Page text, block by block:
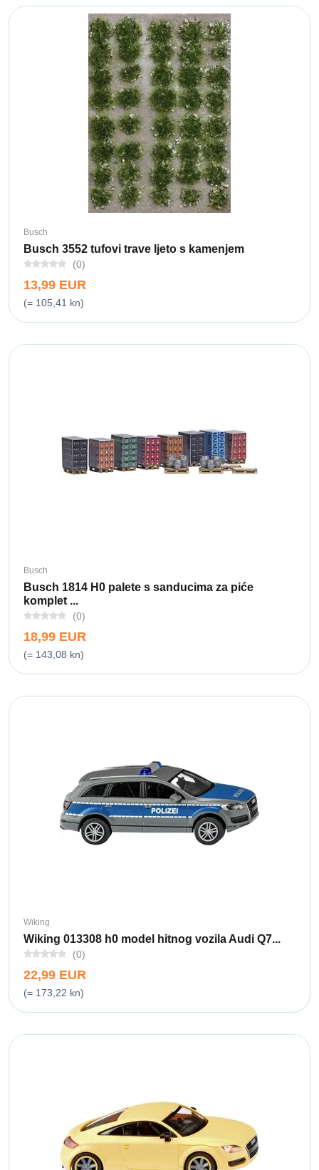
Busch
Busch 3552 tufovi trave ljeto s kamenjem
(0)
13,99 EUR
(= 105,41 kn)
Busch
Busch 1814 H0 palete s sanducima za piće
komplet ...
(0)
18,99 EUR
(= 143,08 kn)
Wiking
Wiking 013308 h0 model hitnog vozila Audi Q7...
(0)
22,99 EUR
(= 173,22 kn)